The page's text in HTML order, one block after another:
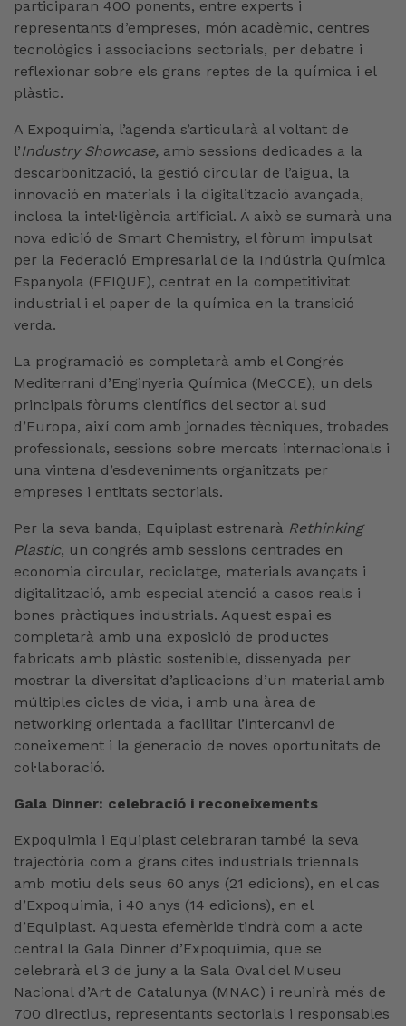
participaran 400 ponents, entre experts i
representants d’empreses, món acadèmic, centres
tecnològics i associacions sectorials, per debatre i
reflexionar sobre els grans reptes de la química i el
plàstic.
A Expoquimia, l’agenda s’articularà al voltant de
l’Industry Showcase, amb sessions dedicades a la
descarbonització, la gestió circular de l’aigua, la
innovació en materials i la digitalització avançada,
inclosa la intel·ligència artificial. A això se sumarà una
nova edició de Smart Chemistry, el fòrum impulsat
per la Federació Empresarial de la Indústria Química
Espanyola (FEIQUE), centrat en la competitivitat
industrial i el paper de la química en la transició
verda.
La programació es completarà amb el Congrés
Mediterrani d’Enginyeria Química (MeCCE), un dels
principals fòrums científics del sector al sud
d’Europa, així com amb jornades tècniques, trobades
professionals, sessions sobre mercats internacionals i
una vintena d’esdeveniments organitzats per
empreses i entitats sectorials.
Per la seva banda, Equiplast estrenarà Rethinking
Plastic, un congrés amb sessions centrades en
economia circular, reciclatge, materials avançats i
digitalització, amb especial atenció a casos reals i
bones pràctiques industrials. Aquest espai es
completarà amb una exposició de productes
fabricats amb plàstic sostenible, dissenyada per
mostrar la diversitat d’aplicacions d’un material amb
múltiples cicles de vida, i amb una àrea de
networking orientada a facilitar l’intercanvi de
coneixement i la generació de noves oportunitats de
col·laboració.
Gala Dinner: celebració i reconeixements
Expoquimia i Equiplast celebraran també la seva
trajectòria com a grans cites industrials triennals
amb motiu dels seus 60 anys (21 edicions), en el cas
d’Expoquimia, i 40 anys (14 edicions), en el
d’Equiplast. Aquesta efemèride tindrà com a acte
central la Gala Dinner d’Expoquimia, que se
celebrarà el 3 de juny a la Sala Oval del Museu
Nacional d’Art de Catalunya (MNAC) i reunirà més de
700 directius, representants sectorials i responsables